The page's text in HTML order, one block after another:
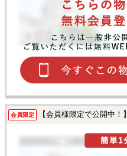
会員限定 【会員様限定で公開中！】